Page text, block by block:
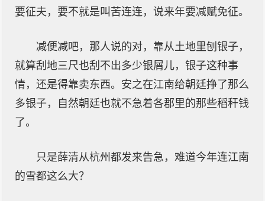
要征夫，要不就是叫苦连连，说来年要减赋免征。
减便减吧，那人说的对，靠从土地里刨银子，
就算刮地三尺也刮不出多少银屑儿，银子这种事
情，还是得靠卖东西。安之在江南给朝廷挣了那么
多银子，自然朝廷也就不急着各郡里的那些稻秆钱
了。
只是薛清从杭州都发来告急，难道今年连江南
的雪都这么大？